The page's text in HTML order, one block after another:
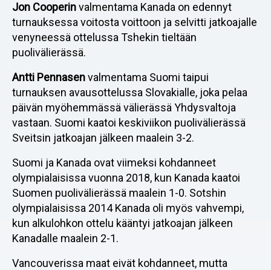
Jon Cooperinvalmentama Kanada on edennyt
turnauksessa voitosta voittoon ja selvitti jatkoajalle
venyneessä ottelussa Tshekin tieltään
puolivälierässä.
Antti Pennasenvalmentama Suomi taipui
turnauksen avausottelussa Slovakialle, joka pelaa
päivän myöhemmässä välierässä Yhdysvaltoja
vastaan. Suomi kaatoi keskiviikon puolivälierässä
Sveitsin jatkoajan jälkeen maalein 3-2.
Suomi ja Kanada ovat viimeksi kohdanneet
olympialaisissa vuonna 2018, kun Kanada kaatoi
Suomen puolivälierässä maalein 1-0. Sotshin
olympialaisissa 2014 Kanada oli myös vahvempi,
kun alkulohkon ottelu kääntyi jatkoajan jälkeen
Kanadalle maalein 2-1.
Vancouverissa maat eivät kohdanneet, mutta